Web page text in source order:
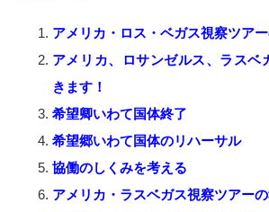
アメリカ・ロス・ベガス視察ツア
アメリカ、ロサンゼルス、ラスベ
きます！
希望卿いわて国体終了
希望郷いわて国体のリハーサル
協働のしくみを考える
アメリカ・ラスベガス視察ツアー